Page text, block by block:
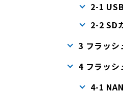
2-1
2-2 SD
3 フラッシ
4 フラッシ
4-1